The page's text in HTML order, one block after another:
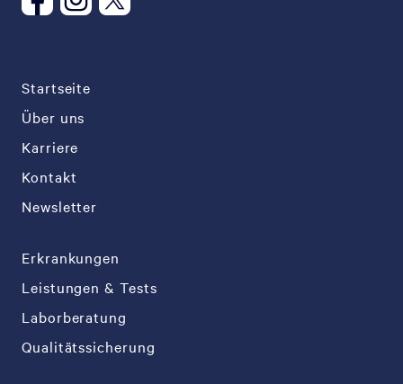
Startseite
Über uns
Karriere
Kontakt
Newsletter
Erkrankungen
Leistungen & Tests
Laborberatung
Qualitätssicherung